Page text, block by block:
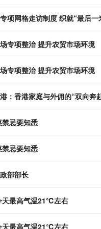
项网格走访制度 织就“最后一
专项整治 提升农贸市场环境
专项整治 提升农贸市场环境
：香港家庭与外佣的“双向奔
忌要知悉
忌要知悉
部部长
天最高气温21℃左右
天最高气温21℃左右